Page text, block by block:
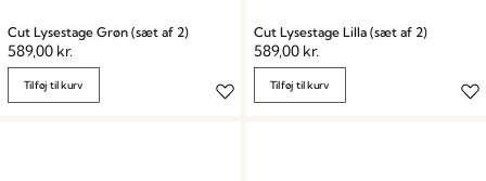
Cut Lysestage Grøn (sæt af 2)
589,00 kr.
Tilføj til kurv
Cut Lysestage Lilla (sæt af 2)
589,00 kr.
Tilføj til kurv